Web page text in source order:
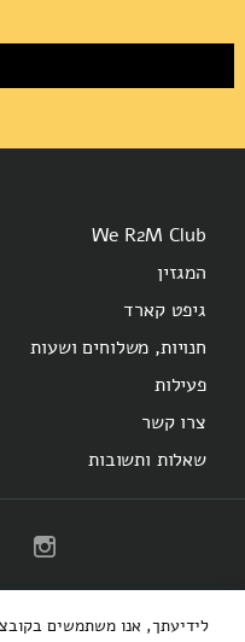
We R2M Club
המגזין
גיפט קארד
חנויות, משלוחים ושעות
פעילות
צרו קשר
שאלות ותשובות